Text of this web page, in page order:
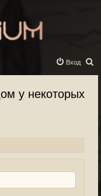
о
Вход
у некоторых